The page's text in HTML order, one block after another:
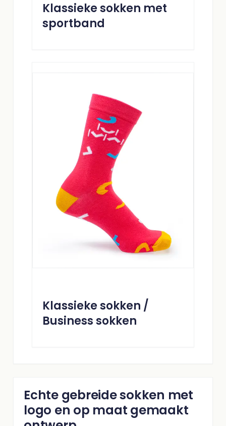
Klassieke sokken met
sportband
Klassieke sokken /
Business sokken
Echte gebreide sokken met
logo en op maat gemaakt